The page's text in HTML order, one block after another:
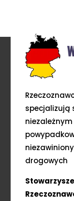
specjalizują
drogowych